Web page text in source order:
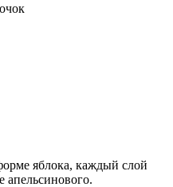
яблока, каждый слой
апельсинового.